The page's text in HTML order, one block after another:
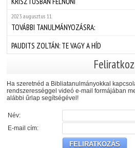
2023. augusztus 11.
TOVÁBBI TANULMÁNYOZÁSRA:
PAUDITS ZOLTÁN: TE VAGY A HÍD
Ha szeretnéd a Bibliatanulmányokkal
rendszerességgel videó e-mail formájában
alábbi űrlap segítségével!
Név:
E-mail cím: